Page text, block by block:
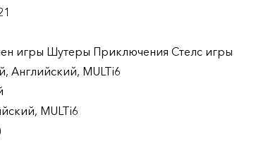
игры Шутеры Приключения Стелс игры
Английский, MULTi6
MULTi6